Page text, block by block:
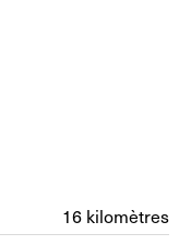
16 kilomètres